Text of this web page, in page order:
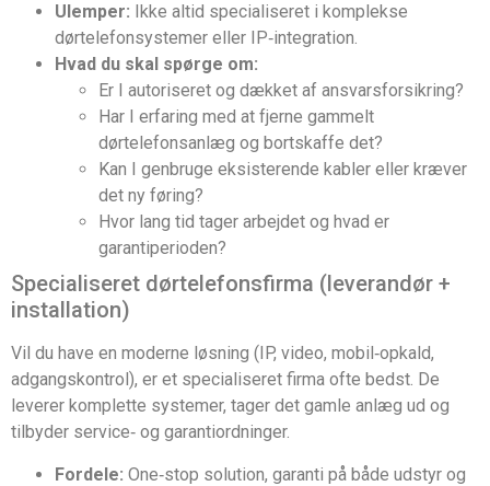
Ulemper: Ikke altid specialiseret i komplekse
dørtelefonsystemer eller IP‑integration.
Hvad du skal spørge om:
Er I autoriseret og dækket af ansvarsforsikring?
Har I erfaring med at fjerne gammelt
dørtelefonsanlæg og bortskaffe det?
Kan I genbruge eksisterende kabler eller kræver
det ny føring?
Hvor lang tid tager arbejdet og hvad er
garantiperioden?
Specialiseret dørtelefonsfirma (leverandør +
installation)
Vil du have en moderne løsning (IP, video, mobil‑opkald,
adgangskontrol), er et specialiseret firma ofte bedst. De
leverer komplette systemer, tager det gamle anlæg ud og
tilbyder service‑ og garantiordninger.
Fordele: One‑stop solution, garanti på både udstyr og